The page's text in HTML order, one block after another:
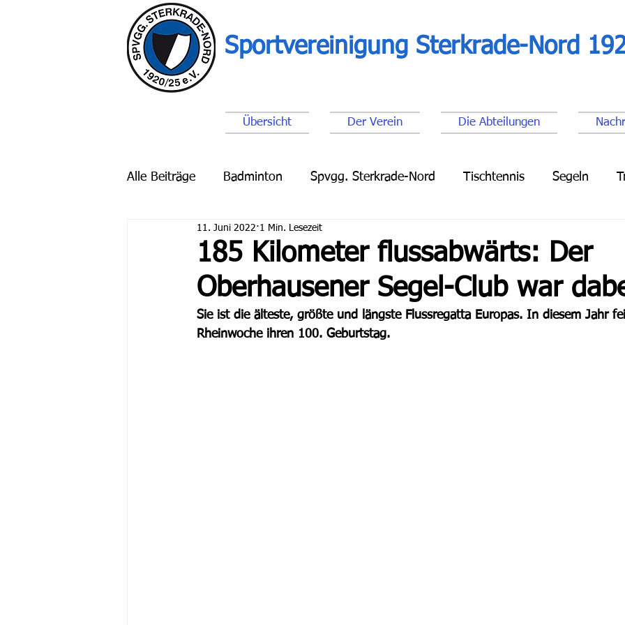
Sportvereinigung Sterkrade-Nord
Übersicht Der Verein Die Abteilungen
Alle Beiträge Badminton Spvgg. Sterkrade-Nord Tischtennis Segeln
Breitensport Schach Leichtathletik
185 Kilometer flussabwärts: Der
Oberhausener Segel-Club war
11. Juni 2022 1 Min. Lesezeit
Sie ist die älteste, größte und längste Flussregatta Europas. In diesem Jahr
Rheinwoche ihren 100. Geburtstag.